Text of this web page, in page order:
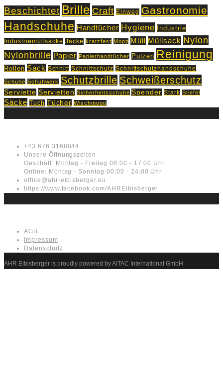
Beschichtet Brille Craft Einweg Gastronomie
Handschuhe Handtücher Hygiene Industrie
Industriemüllsäcke Jacke kratzfest Mopp Müll Müllsack Nylon
Nylonbrille Papier Papierhandtücher Putzen Reinigung
Rollen Sack Schnitt Schnittschutz Schnittschutzhandschuhe
Schuhe Schuhwerk Schutzbrille Schweißerschutz
Serviette Servietten Sicherheitsschuhe Spender Stark Stiefel
Säcke Tuch Tücher Wischmopp
+43 676 3168844
Unsere Öffnungszeiten
Geschäft: Montag - Freitag 08:00 - 17:00 Uhr
Online: Montag - Sonntag 00:00 - 24:00 Uhr
office@ahr-eibisberger.eu
https://www.facebook.com/AHREibisberger
AGB
Impressum
Datenschutz
AHR Eibisberger is proudly powered by AITAC International GmbH